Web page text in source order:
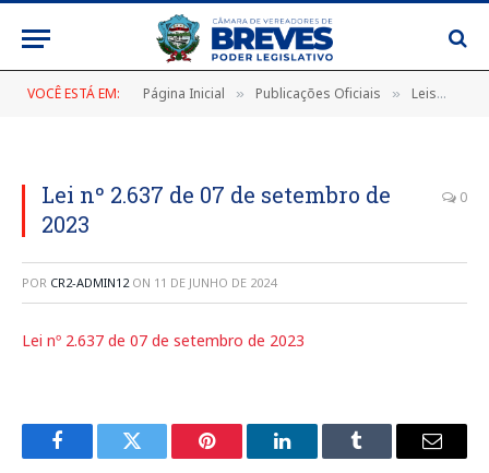
VOCÊ ESTÁ EM: Página Inicial » Publicações Oficiais » Leis
Lei nº 2.637 de 07 de setembro de
2023
0
POR CR2-ADMIN12 ON 11 DE JUNHO DE 2024
Lei nº 2.637 de 07 de setembro de 2023
FacebookTwitter Pinterest LinkedInTumblr
E-